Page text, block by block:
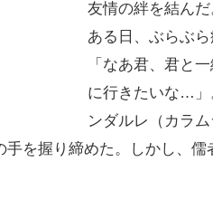
友情の絆を結んだ
ある日、ぶらぶら
「なあ君、君と
に行きたいな…」
ンダルレ（カラ
を握り締めた。しかし、儒